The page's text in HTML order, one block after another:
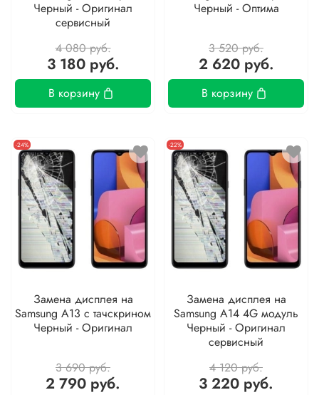
Черный - Оригинал
сервисный
4 080 руб.
3 180 руб.
В корзину
Черный - Оптима
3 520 руб.
2 620 руб.
В корзину
-24%
Замена дисплея на
Samsung A13 с тачскрином
Черный - Оригинал
3 690 руб.
2 790 руб.
-22%
Замена дисплея на
Samsung A14 4G модуль
Черный - Оригинал
сервисный
4 120 руб.
3 220 руб.